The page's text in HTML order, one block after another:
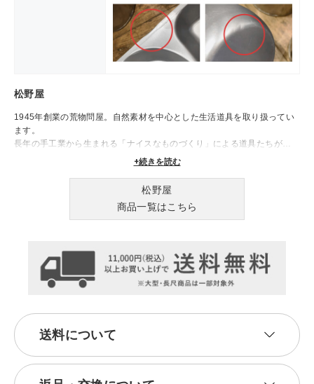
松野屋
1945年創業の荒物問屋。自然素材を中心とした生活道具を取り扱ってい
ます。
長年の手工業から生まれる「ナイスなものづくり」による道具たちが、
+続きを読む
松野屋
商品一覧はこちら
送料について